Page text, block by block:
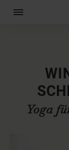
Yoga